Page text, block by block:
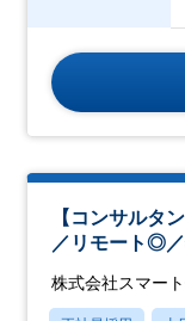
【コンサルタ
／リモート◎
株式会社スマー